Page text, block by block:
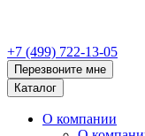
+7 (499) 722-13-05
Перезвоните мне
Каталог
О компании